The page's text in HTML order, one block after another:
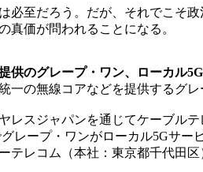
至だろう。だが、それでこそ
真価が問われることになる。
供のグレープ・ワン、ローカル
一の無線コアなどを提供するグ
スジャパンを通じてケーブル
レープ・ワンがローカル5Gサ
テレコム（本社：東京都千代田